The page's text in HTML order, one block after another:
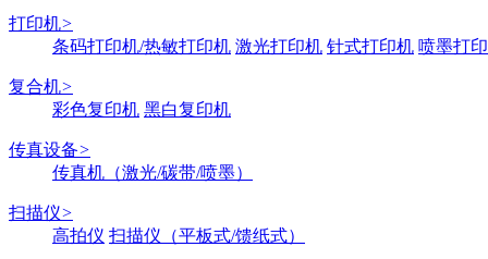
打印机>
条码打印机/热敏打印机 激光打印机 针式打印机 喷墨打
复合机>
彩色复印机 黑白复印机
传真设备>
传真机（激光/碳带/喷墨）
扫描仪>
高拍仪 扫描仪（平板式/馈纸式）